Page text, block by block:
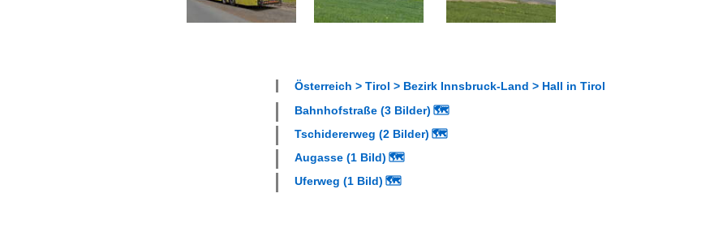
Österreich > Tirol > Bezirk Innsbruck-Land > Hall in Tirol
Bahnhofstraße (3 Bilder) 🗺
Tschidererweg (2 Bilder) 🗺
Augasse (1 Bild) 🗺
Uferweg (1 Bild) 🗺